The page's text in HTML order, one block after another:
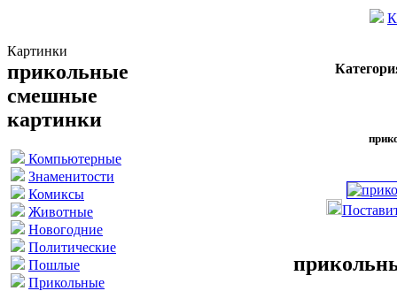
Картинки
прикольные
смешные
картинки
Компьютерные
Знаменитости
Комиксы
Животные
Новогодние
Политические
Пошлые
Прикольные